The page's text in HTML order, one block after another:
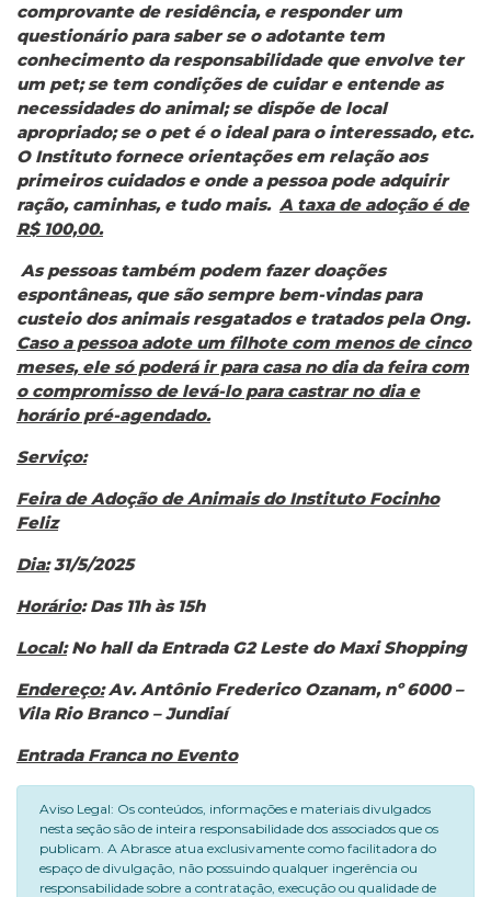
comprovante de residência, e responder um
questionário para saber se o adotante tem
conhecimento da responsabilidade que envolve ter
um pet; se tem condições de cuidar e entende as
necessidades do animal; se dispõe de local
apropriado; se o pet é o ideal para o interessado, etc.
O Instituto fornece orientações em relação aos
primeiros cuidados e onde a pessoa pode adquirir
ração, caminhas, e tudo mais. A taxa de adoção é de
R$ 100,00.
As pessoas também podem fazer doações
espontâneas, que são sempre bem-vindas para
custeio dos animais resgatados e tratados pela Ong.
Caso a pessoa adote um filhote com menos de cinco
meses, ele só poderá ir para casa no dia da feira com
o compromisso de levá-lo para castrar no dia e
horário pré-agendado.
Serviço:
Feira de Adoção de Animais do Instituto Focinho
Feliz
Dia:31/5/2025
Horário: Das 11h ​às 15h
Local:No hall da Entrada G2 Leste do Maxi Shopping
Endereço:Av. Antônio Frederico Ozanam, nº 6000 –
Vila Rio Branco – Jundiaí
Entrada Franca no Evento
Aviso Legal: Os conteúdos, informações e materiais divulgados
nesta seção são de inteira responsabilidade dos associados que os
publicam. A Abrasce atua exclusivamente como facilitadora do
espaço de divulgação, não possuindo qualquer ingerência ou
responsabilidade sobre a contratação, execução ou qualidade de